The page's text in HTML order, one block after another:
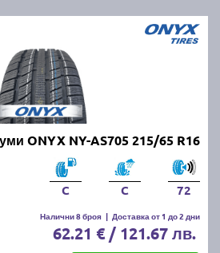
ONYX NY-AS705 215/65 R16
C C 72
Налични 8 броя | Доставка от 1 до 2 дни
62.21 € / 121.67 лв.